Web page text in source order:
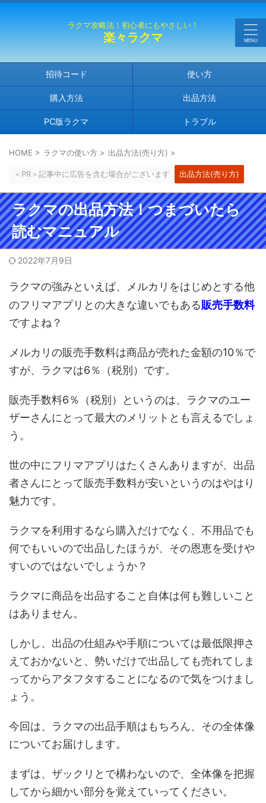
ラクマ攻略法！初心者にもやさしい！
楽々ラクマ
招待コード 使い方
購入方法 出品方法
PC版ラクマ トラブル
HOME > ラクマの使い方 > 出品方法(売り方) >
＜PR＞記事中に広告を含む場合がございます 出品方法(売り方)
ラクマの出品方法！つまづいたら
読むマニュアル
2022年7月9日
ラクマの強みといえば、メルカリをはじめとする他
のフリマアプリとの大きな違いでもある販売手数料
ですよね？
メルカリの販売手数料は商品が売れた金額の10％で
すが、ラクマは6％（税別）です。
販売手数料6％（税別）というのは、ラクマのユー
ザーさんにとって最大のメリットとも言えるでしょ
う。
世の中にフリマアプリはたくさんありますが、出品
者さんにとって販売手数料が安いというのはやはり
魅力です。
ラクマを利用するなら購入だけでなく、不用品でも
何でもいいので出品したほうが、その恩恵を受けや
すいのではないでしょうか？
ラクマに商品を出品すること自体は何も難しいこと
はありません。
しかし、出品の仕組みや手順については最低限押さ
えておかないと、勢いだけで出品しても売れてしま
ってからアタフタすることになるので気をつけまし
ょう。
今回は、ラクマの出品手順はもちろん、その全体像
についてお届けします。
まずは、ザックリとで構わないので、全体像を把握
してから細かい部分を覚えていってください。